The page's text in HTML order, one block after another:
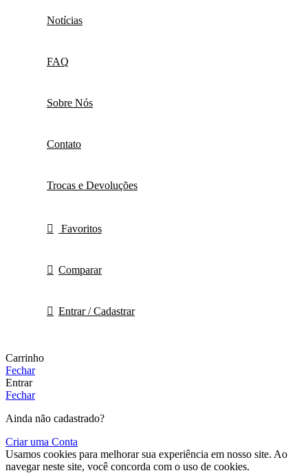
Notícias
FAQ
Sobre Nós
Contato
Trocas e Devoluções
Favoritos
Comparar
Entrar / Cadastrar
Carrinho
Fechar
Entrar
Fechar
Ainda não cadastrado?
Criar uma Conta
Usamos cookies para melhorar sua experiência em nosso site. Ao
navegar neste site, você concorda com o uso de cookies.